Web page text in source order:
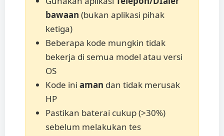
bawaan (bukan aplikasi pihak
ketiga)
Beberapa kode mungkin tidak
bekerja di semua model atau versi
OS
Kode ini aman dan tidak merusak
HP
Pastikan baterai cukup (>30%)
sebelum melakukan tes